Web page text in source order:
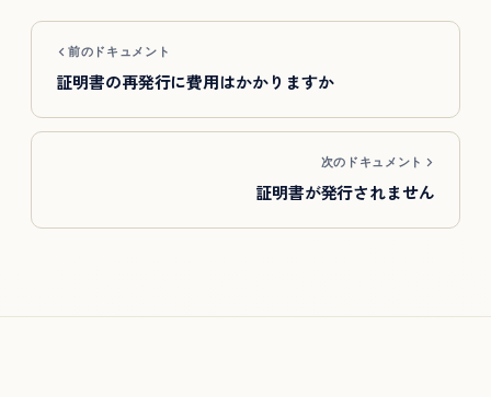
前のドキュメント
証明書の再発行に費用はかかりますか
次のドキュメント
証明書が発行されません